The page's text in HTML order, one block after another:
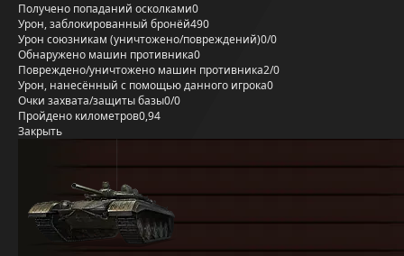
Получено попаданий осколками0
Урон, заблокированный бронёй490
Урон союзникам (уничтожено/повреждений)0/0
Обнаружено машин противника0
Повреждено/уничтожено машин противника2/0
Урон, нанесённый с помощью данного игрока0
Очки захвата/защиты базы0/0
Пройдено километров0,94
Закрыть